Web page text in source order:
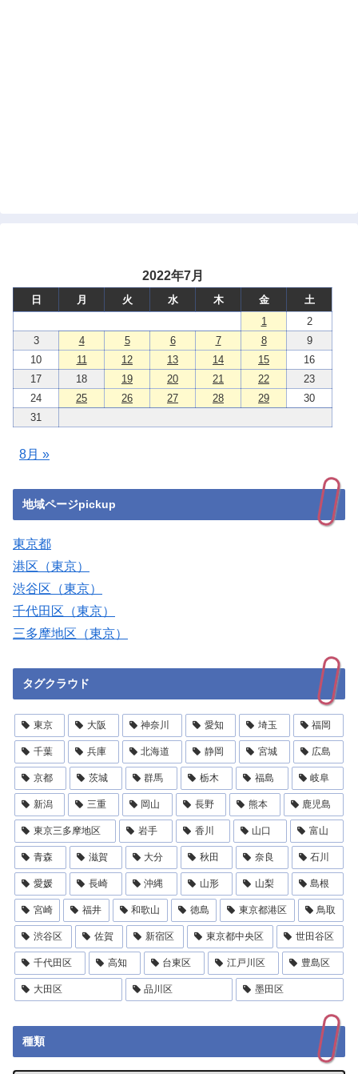
2022年7月
日 月 火 水 木 金
土
1
2
3
4 5 6 7 8
9
10
11 12 13 14 15
16
17
18 19 20 21 22
23
24
25 26 27 28 29
30
31
8月 »
地域ページpickup
東京都
港区（東京）
渋谷区（東京）
千代田区（東京）
三多摩地区（東京）
タグクラウド
東京 大阪 神奈川 愛知 埼玉 福岡
千葉 兵庫 北海道 静岡 宮城 広島
京都 茨城 群馬 栃木 福島 岐阜
新潟 三重 岡山 長野 熊本 鹿児島
東京三多摩地区 岩手 香川 山口 富山
青森 滋賀 大分 秋田 奈良 石川
愛媛 長崎 沖縄 山形 山梨 島根
宮崎 福井 和歌山 徳島 東京都港区 鳥取
渋谷区 佐賀 新宿区 東京都中央区 世田谷区
千代田区 高知 台東区 江戸川区 豊島区
大田区 品川区 墨田区
種類